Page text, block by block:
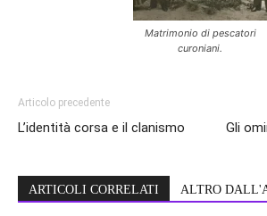
Matrimonio di pescatori
curoniani.
Articolo precedente
L’identità corsa e il clanismo Gli
ARTICOLI CORRELATI ALTRO